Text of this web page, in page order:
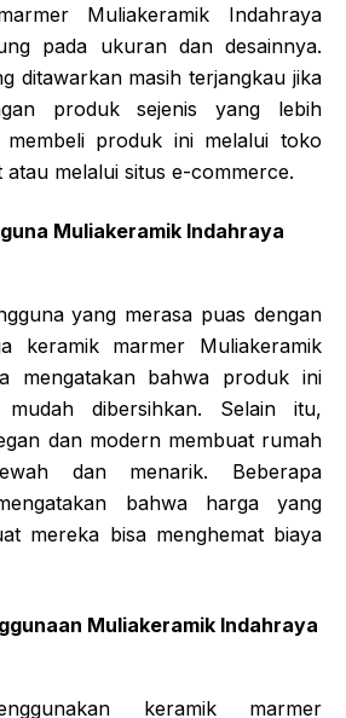
Muliakeramik Indahraya
pada ukuran dan desainnya.
ditawarkan masih terjangkau jika
produk sejenis yang lebih
produk ini melalui toko
melalui situs e-commerce.
Muliakeramik Indahraya
yang merasa puas dengan
keramik marmer Muliakeramik
mengatakan bahwa produk ini
dibersihkan. Selain itu,
dan modern membuat rumah
dan menarik. Beberapa
bahwa harga yang
mereka bisa menghemat biaya
Muliakeramik Indahraya
keramik marmer